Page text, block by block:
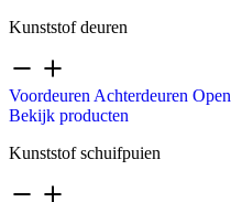
Kunststof deuren
Voordeuren Achterdeuren
Bekijk producten
Kunststof schuifpuien